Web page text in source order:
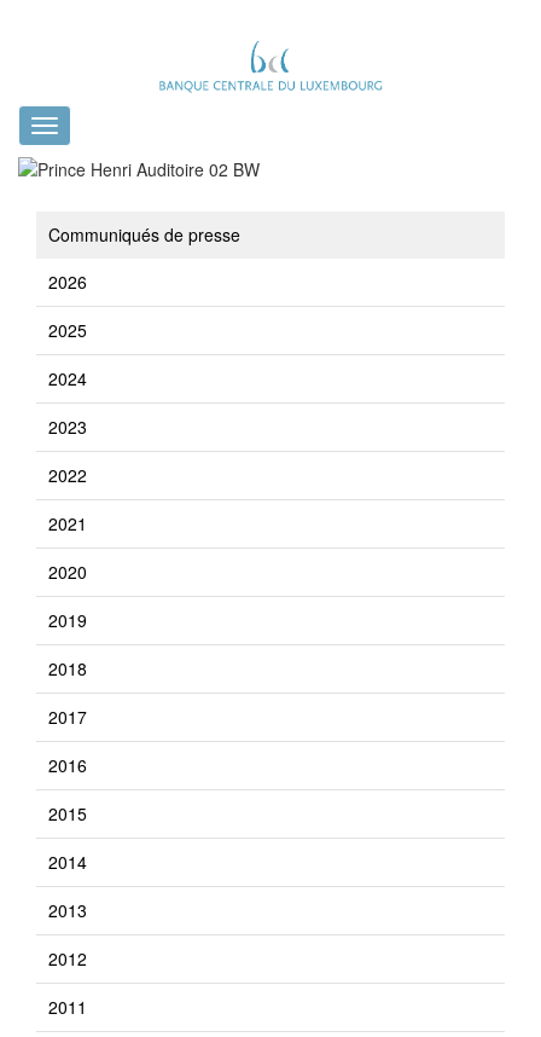
Toggle
navigation
Communiqués de presse
2026
2025
2024
2023
2022
2021
2020
2019
2018
2017
2016
2015
2014
2013
2012
2011